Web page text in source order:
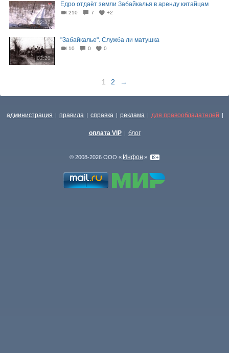
02:30
Едро отдаёт земли Забайкалья в аренду китайцам
210 7 +2
02:20
"Забайкалье". Служба ли матушка
10 0 0
1 2 →
администрация | правила | справка | реклама | для правообладателей |
оплата VIP | блог
© 2008-2026 ООО « Инфон »